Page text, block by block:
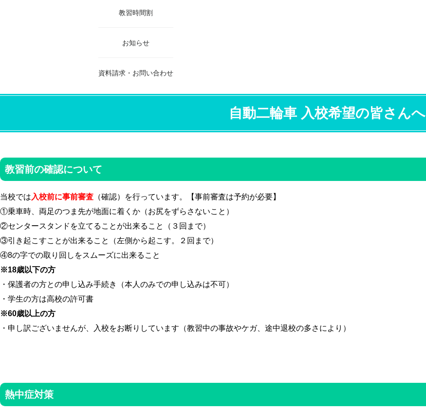
教習時間割
お知らせ
資料請求・お問い合わせ
自動二輪車 入校希望の皆さんへ
教習前の確認について
当校では 入校前に事前審査 （確認）を行っています。【事前審査は予約が必要】
①乗車時、両足のつま先が地面に着くか（お尻をずらさないこと）
②センタースタンドを立てることが出来ること（３回まで）
③引き起こすことが出来ること（左側から起こす。２回まで）
④8の字での取り回しをスムーズに出来ること
※18歳以下の方
・保護者の方との申し込み手続き（本人のみでの申し込みは不可）
・学生の方は高校の許可書
※60歳以上の方
・申し訳ございませんが、入校をお断りしています（教習中の事故やケガ、途中退校の多さにより）
熱中症対策